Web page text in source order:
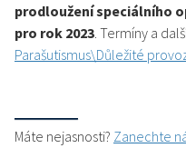
prodloužení speciálního
pro rok 2023. Termíny a
Parašutismus\Důležité
Máte nejasnosti? Zanechte